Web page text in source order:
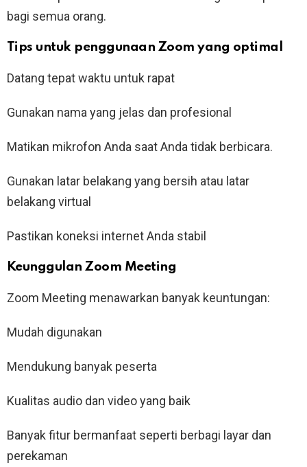
bagi semua orang.
Tips untuk penggunaan Zoom yang optimal
Datang tepat waktu untuk rapat
Gunakan nama yang jelas dan profesional
Matikan mikrofon Anda saat Anda tidak berbicara.
Gunakan latar belakang yang bersih atau latar
belakang virtual
Pastikan koneksi internet Anda stabil
Keunggulan Zoom Meeting
Zoom Meeting menawarkan banyak keuntungan:
Mudah digunakan
Mendukung banyak peserta
Kualitas audio dan video yang baik
Banyak fitur bermanfaat seperti berbagi layar dan
perekaman